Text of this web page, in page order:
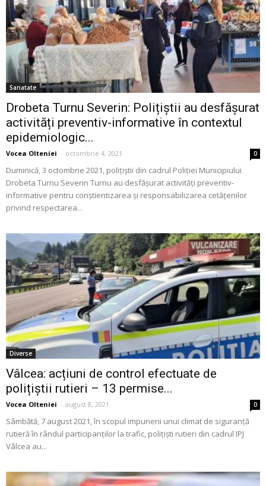
Sanatate
Drobeta Turnu Severin: Polițiștii au desfășurat
activități preventiv-informative în contextul
epidemiologic...
Vocea Olteniei - octombrie 4, 2021 0
Duminică, 3 octombrie 2021, polițiștii din cadrul Poliției Municipiului
Drobeta Turnu Severin Turnu au desfășurat activități preventiv-
informative pentru conștientizarea și responsabilizarea cetățenilor
privind respectarea...
Diverse
Vâlcea: acțiuni de control efectuate de
polițiștii rutieri – 13 permise...
Vocea Olteniei - august 8, 2021 0
Sâmbătă, 7 august 2021, în scopul impunerii unui climat de siguranță
rutieră în rândul participanților la trafic, polițiști rutieri din cadrul IPJ
Vâlcea au...